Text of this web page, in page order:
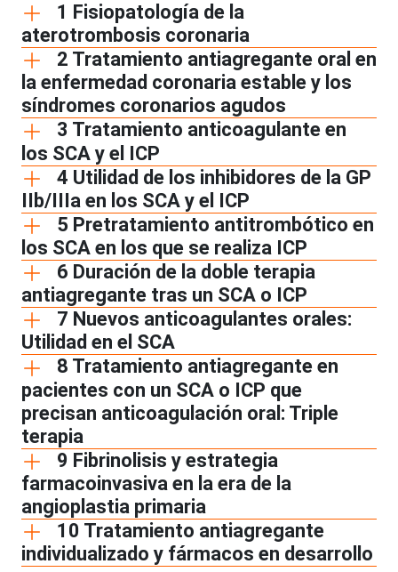
1 Fisiopatología de la
aterotrombosis coronaria
2 Tratamiento antiagregante oral en
la enfermedad coronaria estable y los
síndromes coronarios agudos
3 Tratamiento anticoagulante en
los SCA y el ICP
4 Utilidad de los inhibidores de la GP
IIb/IIIa en los SCA y el ICP
5 Pretratamiento antitrombótico en
los SCA en los que se realiza ICP
6 Duración de la doble terapia
antiagregante tras un SCA o ICP
7 Nuevos anticoagulantes orales:
Utilidad en el SCA
8 Tratamiento antiagregante en
pacientes con un SCA o ICP que
precisan anticoagulación oral: Triple
terapia
9 Fibrinolisis y estrategia
farmacoinvasiva en la era de la
angioplastia primaria
10 Tratamiento antiagregante
individualizado y fármacos en desarrollo